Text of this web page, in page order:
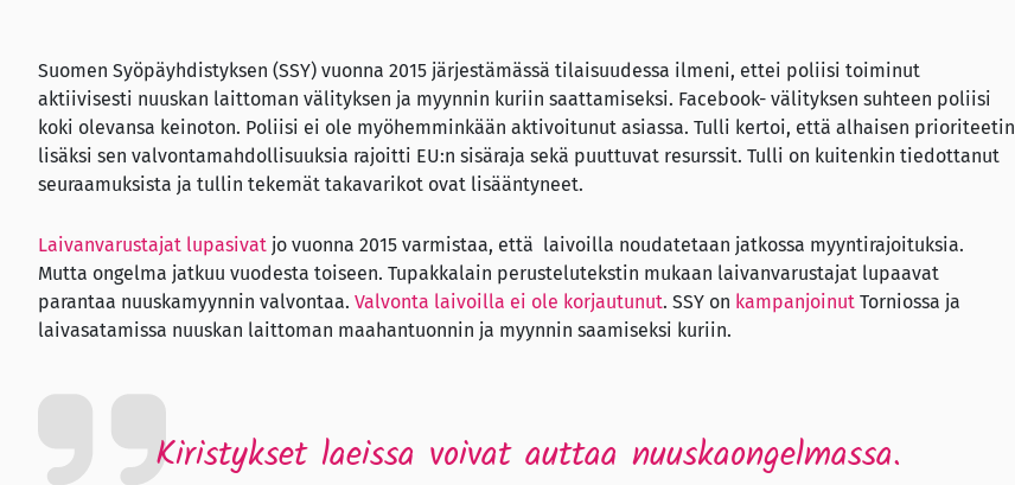
Suomen Syöpäyhdistyksen (SSY) vuonna 2015 järjestämässä tilaisuudessa ilmeni, ettei poliisi toiminut
aktiivisesti nuuskan laittoman välityksen ja myynnin kuriin saattamiseksi. Facebook- välityksen suhteen poliisi
koki olevansa keinoton. Poliisi ei ole myöhemminkään aktivoitunut asiassa. Tulli kertoi, että alhaisen prioriteetin
lisäksi sen valvontamahdollisuuksia rajoitti EU:n sisäraja sekä puuttuvat resurssit. Tulli on kuitenkin tiedottanut
seuraamuksista ja tullin tekemät takavarikot ovat lisääntyneet.
Laivanvarustajat lupasivat jo vuonna 2015 varmistaa, että laivoilla noudatetaan jatkossa myyntirajoituksia.
Mutta ongelma jatkuu vuodesta toiseen. Tupakkalain perustelutekstin mukaan laivanvarustajat lupaavat
parantaa nuuskamyynnin valvontaa. Valvonta laivoilla ei ole korjautunut. SSY on kampanjoinut Torniossa ja
laivasatamissa nuuskan laittoman maahantuonnin ja myynnin saamiseksi kuriin.
Kiristykset laeissa voivat auttaa nuuskaongelmassa.